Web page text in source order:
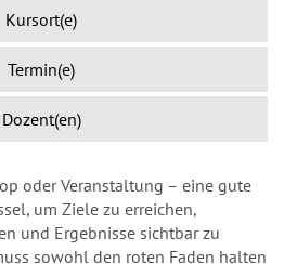
Kursort(e)
Termin(e)
Dozent(en)
oder Veranstaltung – eine gute
um Ziele zu erreichen,
und Ergebnisse sichtbar zu
sowohl den roten Faden halten